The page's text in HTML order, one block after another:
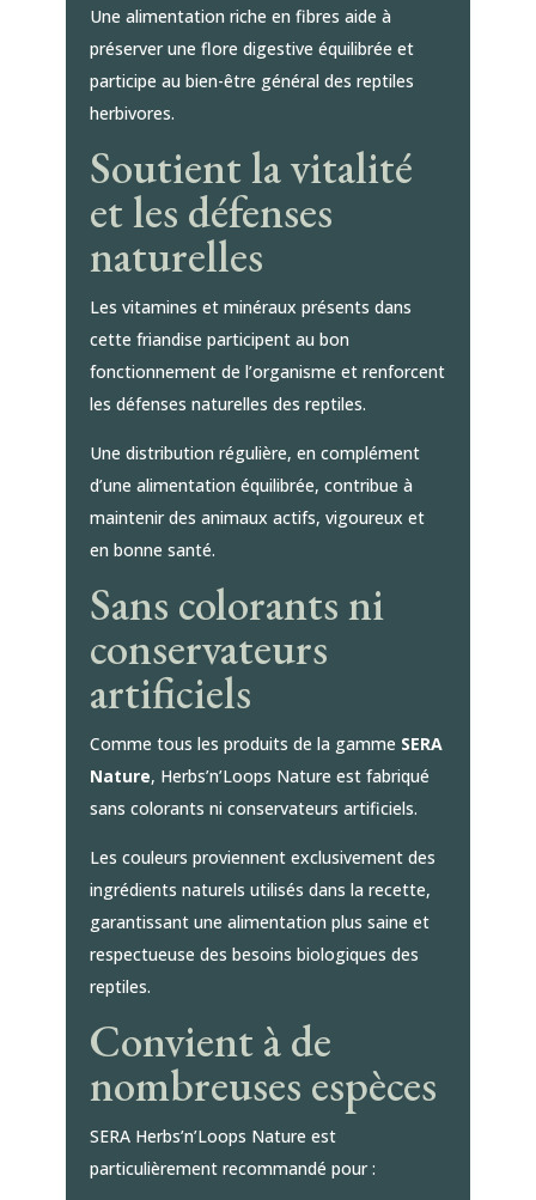
Une alimentation riche en fibres aide à
préserver une flore digestive équilibrée et
participe au bien-être général des reptiles
herbivores.
Soutient la vitalité
et les défenses
naturelles
Les vitamines et minéraux présents dans
cette friandise participent au bon
fonctionnement de l’organisme et renforcent
les défenses naturelles des reptiles.
Une distribution régulière, en complément
d’une alimentation équilibrée, contribue à
maintenir des animaux actifs, vigoureux et
en bonne santé.
Sans colorants ni
conservateurs
artificiels
Comme tous les produits de la gamme SERA
Nature, Herbs’n’Loops Nature est fabriqué
sans colorants ni conservateurs artificiels.
Les couleurs proviennent exclusivement des
ingrédients naturels utilisés dans la recette,
garantissant une alimentation plus saine et
respectueuse des besoins biologiques des
reptiles.
Convient à de
nombreuses espèces
SERA Herbs’n’Loops Nature est
particulièrement recommandé pour :